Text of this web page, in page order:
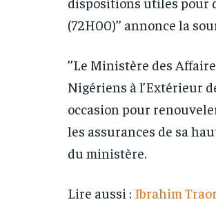
(72H00)’’ annonce la
’’Le Ministère des
Nigériens à l’Extérieur
occasion pour
les assurances de sa
du ministère.
Lire aussi : Ibrahim